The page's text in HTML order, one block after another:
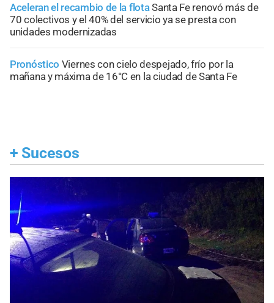
Aceleran el recambio de la flotaSanta Fe renovó más de
70 colectivos y el 40% del servicio ya se presta con
unidades modernizadas
Pronóstico Viernes con cielo despejado, frío por la
mañana y máxima de 16°C en la ciudad de Santa Fe
+ Sucesos